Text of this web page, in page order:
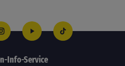
Info-Service